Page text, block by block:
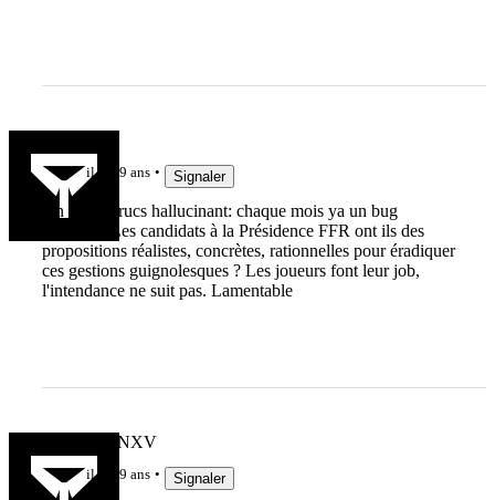
il y a 9 ans Signaler
On lit des trucs hallucinant: chaque mois ya un bug
financier. Les candidats à la Présidence FFR ont ils des
propositions réalistes, concrètes, rationnelles pour éradiquer
ces gestions guignolesques ? Les joueurs font leur job,
l'intendance ne suit pas. Lamentable
MARCFANXV
il y a 9 ans Signaler